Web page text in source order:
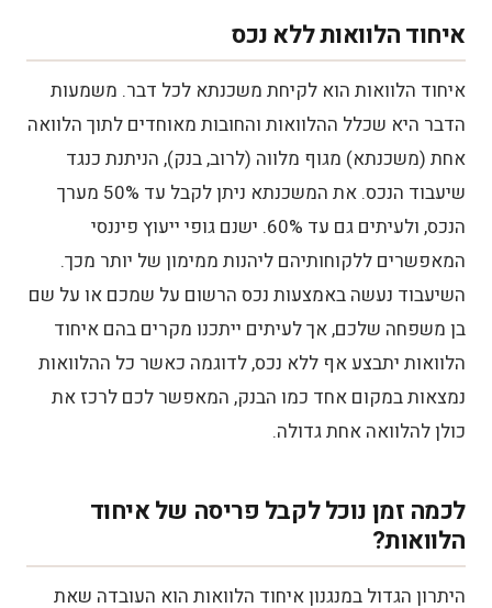
איחוד הלוואות ללא נכס
איחוד הלוואות הוא לקיחת משכנתא לכל דבר. משמעות
הדבר היא שכלל ההלוואות והחובות מאוחדים לתוך הלוואה
אחת (משכנתא) מגוף מלווה (לרוב, בנק), הניתנת כנגד
שיעבוד הנכס. את המשכנתא ניתן לקבל עד 50% מערך
הנכס, ולעיתים גם עד 60%. ישנם גופי ייעוץ פיננסי
המאפשרים ללקוחותיהם ליהנות ממימון של יותר מכך.
השיעבוד נעשה באמצעות נכס הרשום על שמכם או על שם
בן משפחה שלכם, אך לעיתים ייתכנו מקרים בהם איחוד
הלוואות יתבצע אף ללא נכס, לדוגמה כאשר כל ההלוואות
נמצאות במקום אחד כמו הבנק, המאפשר לכם לרכז את
כולן להלוואה אחת גדולה.
לכמה זמן נוכל לקבל פריסה של איחוד
הלוואות?
היתרון הגדול במנגנון איחוד הלוואות הוא העובדה שאת